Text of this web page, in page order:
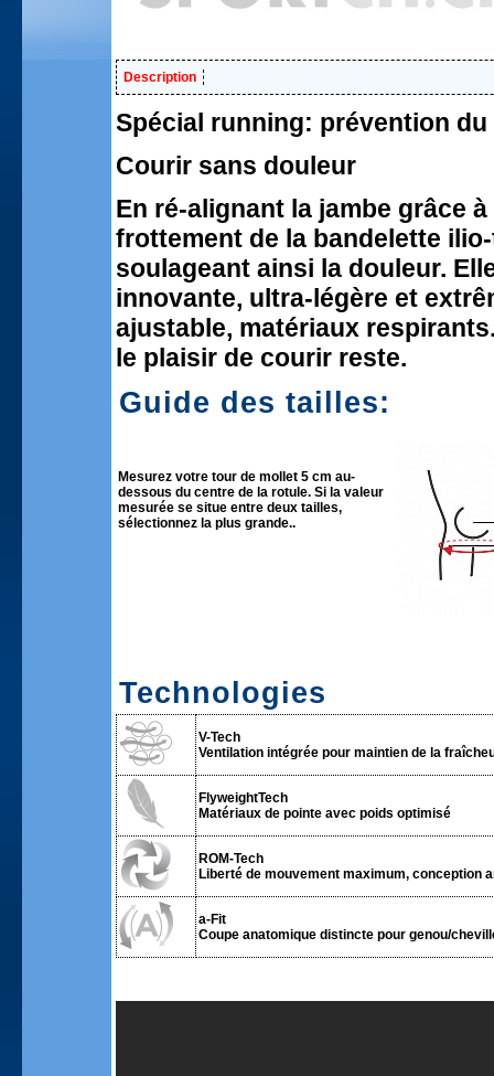
Description
Spécial running: prévention
Courir sans douleur
En ré-alignant la jambe grâce
frottement de la bandelette
soulageant ainsi la douleur.
innovante, ultra-légère et
ajustable, matériaux
le plaisir de courir reste.
Guide des tailles:
Mesurez votre tour de mollet 5 cm au-
dessous du centre de la rotule. Si la valeur
mesurée se situe entre deux tailles,
sélectionnez la plus grande..
Technologies
V-Tech
Ventilation intégrée pour maintien de la
FlyweightTech
Matériaux de pointe avec poids optimisé
ROM-Tech
Liberté de mouvement maximum, conception
a-Fit
Coupe anatomique distincte pour genou/